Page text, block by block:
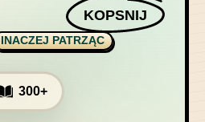
KOPSNIJ
INACZEJ PATRZĄC
300+